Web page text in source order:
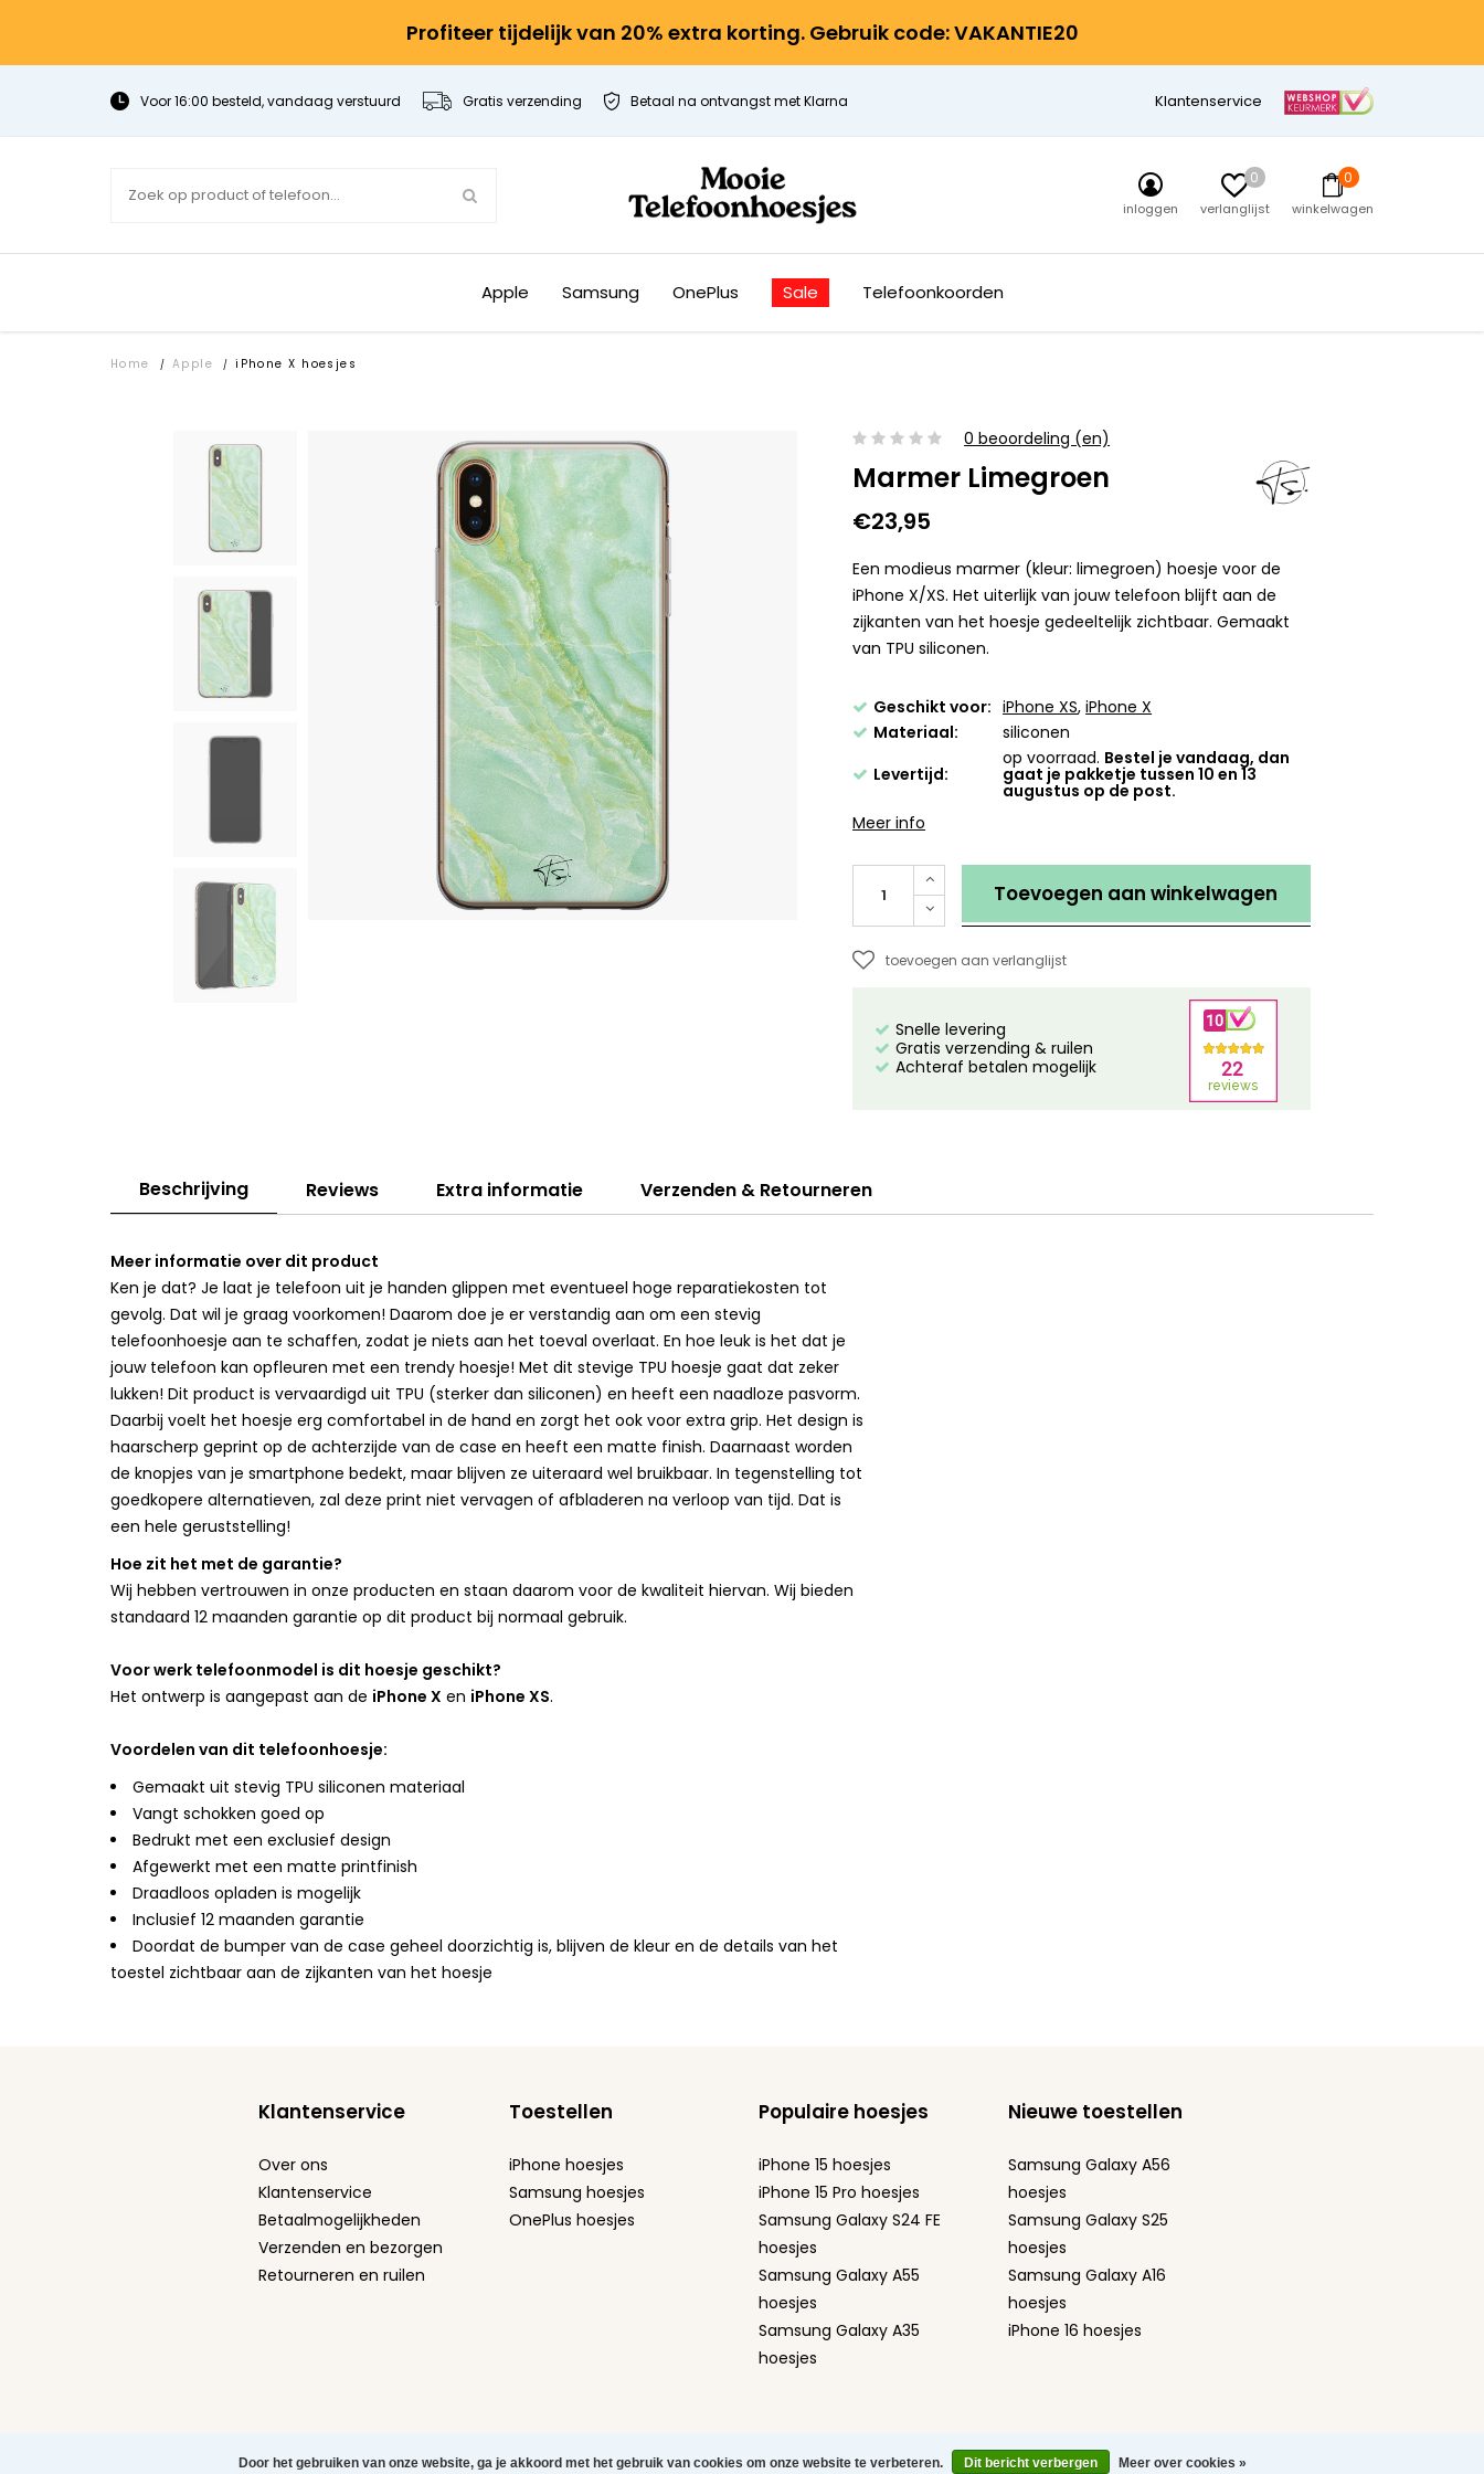
Profiteer tijdelijk van 20% extra korting. Gebruik code: VAKANTIE20
Voor 16:00 besteld, vandaag verstuurd Gratis verzending Betaal na ontvangst met Klarna Klantenservice
inloggen
0
verlanglijst
0
winkelwagen
Apple Samsung OnePlus Sale Telefoonkoorden
Home / Apple / iPhone X hoesjes
0 beoordeling (en)
Marmer Limegroen
€23,95
Een modieus marmer (kleur: limegroen) hoesje voor de
iPhone X/XS. Het uiterlijk van jouw telefoon blijft aan de
zijkanten van het hoesje gedeeltelijk zichtbaar. Gemaakt
van TPU siliconen.
Geschikt voor: iPhone XS,iPhone X
Materiaal:
siliconen
Levertijd:
op voorraad. Bestel je vandaag, dan
gaat je pakketje tussen 10 en 13
augustus op de post.
Meer info
Toevoegen aan winkelwagen
toevoegen aan verlanglijst
Snelle levering
Gratis verzending & ruilen
Achteraf betalen mogelijk
Beschrijving Reviews Extra informatie Verzenden & Retourneren
Meer informatie over dit product
Ken je dat? Je laat je telefoon uit je handen glippen met eventueel hoge reparatiekosten tot
gevolg. Dat wil je graag voorkomen! Daarom doe je er verstandig aan om een stevig
telefoonhoesje aan te schaffen, zodat je niets aan het toeval overlaat. En hoe leuk is het dat je
jouw telefoon kan opfleuren met een trendy hoesje! Met dit stevige TPU hoesje gaat dat zeker
lukken! Dit product is vervaardigd uit TPU (sterker dan siliconen) en heeft een naadloze pasvorm.
Daarbij voelt het hoesje erg comfortabel in de hand en zorgt het ook voor extra grip. Het design is
haarscherp geprint op de achterzijde van de case en heeft een matte finish. Daarnaast worden
de knopjes van je smartphone bedekt, maar blijven ze uiteraard wel bruikbaar. In tegenstelling tot
goedkopere alternatieven, zal deze print niet vervagen of afbladeren na verloop van tijd. Dat is
een hele geruststelling!
Hoe zit het met de garantie?
Wij hebben vertrouwen in onze producten en staan daarom voor de kwaliteit hiervan. Wij bieden
standaard 12 maanden garantie op dit product bij normaal gebruik.
Voor werk telefoonmodel is dit hoesje geschikt?
Het ontwerp is aangepast aan de iPhone X en iPhone XS.
Voordelen van dit telefoonhoesje:
Gemaakt uit stevig TPU siliconen materiaal
Vangt schokken goed op
Bedrukt met een exclusief design
Afgewerkt met een matte printfinish
Draadloos opladen is mogelijk
Inclusief 12 maanden garantie
Doordat de bumper van de case geheel doorzichtig is, blijven de kleur en de details van het
toestel zichtbaar aan de zijkanten van het hoesje
Klantenservice
Over ons
Klantenservice
Betaalmogelijkheden
Verzenden en bezorgen
Retourneren en ruilen
Toestellen
iPhone hoesjes
Samsung hoesjes
OnePlus hoesjes
Populaire hoesjes
iPhone 15 hoesjes
iPhone 15 Pro hoesjes
Samsung Galaxy S24 FE
hoesjes
Samsung Galaxy A55
hoesjes
Samsung Galaxy A35
hoesjes
Nieuwe toestellen
Samsung Galaxy A56
hoesjes
Samsung Galaxy S25
hoesjes
Samsung Galaxy A16
hoesjes
iPhone 16 hoesjes
Herroeping aanvragen Copyright © 2026 Mooie Telefoonhoesjes
Door het gebruiken van onze website, ga je akkoord met het gebruik van cookies om onze website te verbeteren. Dit bericht verbergen Meer over cookies »